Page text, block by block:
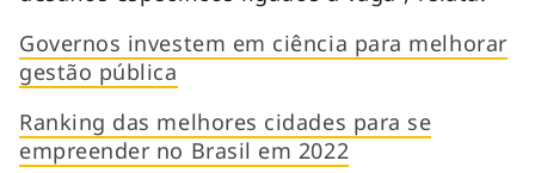
Governos investem em ciência para melhorar
gestão pública
Ranking das melhores cidades para se
empreender no Brasil em 2022